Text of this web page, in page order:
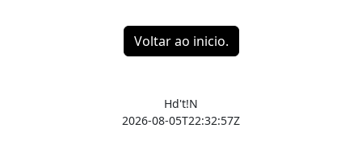
Voltar ao inicio.
Hd't!N
2026-08-05T22:32:57Z